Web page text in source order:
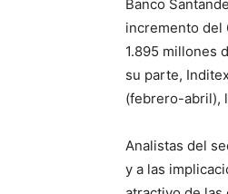
Banco
incremento del
1.895 millones
su parte,
(febrero-abril),
Analistas del
y a las